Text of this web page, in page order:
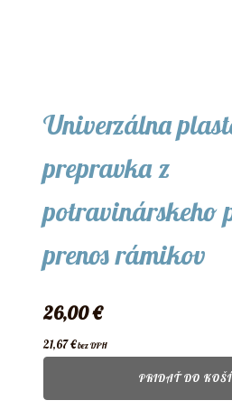
Univerzálna
prepravka z
potravinárskeho
prenos rámikov
26,00€
21,67€bez DPH
PRIDAŤ DO